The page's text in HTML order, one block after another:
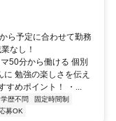
ら予定に合わせて勤務
なし！
50分から働ける 個別
勉強の楽しさを伝え
すめポイント！ ・...
学歴不問
固定時間制
募OK